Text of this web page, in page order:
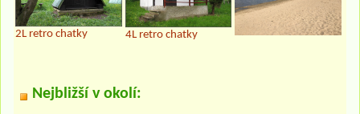
2L retro chatky 4L retro chatky
Nejbližší v okolí: